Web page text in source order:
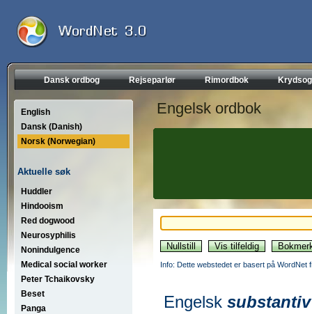
Dansk ordbog Rejseparlør Rimordbok
English
Dansk (Danish)
Norsk (Norwegian)
Aktuelle søk
Huddler
Hindooism
Red dogwood
Neurosyphilis
Nonindulgence
Medical social worker
Peter Tchaikovsky
Beset
Panga
Engelsk ordbok
Info: Dette webstedet er basert på WordNet
Engelsk substantiv